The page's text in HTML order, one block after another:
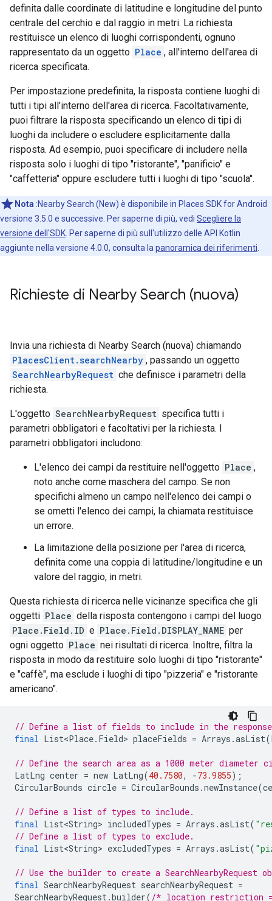
definita dalle coordinate di latitudine e longitudine del punto
centrale del cerchio e dal raggio in metri. La richiesta
restituisce un elenco di luoghi corrispondenti, ognuno
rappresentato da un oggetto Place , all'interno dell'area di
ricerca specificata.
Per impostazione predefinita, la risposta contiene luoghi di
tutti i tipi all'interno dell'area di ricerca. Facoltativamente,
puoi filtrare la risposta specificando un elenco di tipi di
luoghi da includere o escludere esplicitamente dalla
risposta. Ad esempio, puoi specificare di includere nella
risposta solo i luoghi di tipo "ristorante", "panificio" e
"caffetteria" oppure escludere tutti i luoghi di tipo "scuola".
Nota :Nearby Search (New) è disponibile in Places SDK for Android
versione 3.5.0 e successive. Per saperne di più, vedi Scegliere la
versione dell'SDK . Per saperne di più sull'utilizzo delle API Kotlin
aggiunte nella versione 4.0.0, consulta la panoramica dei riferimenti
Richieste di Nearby Search (nuova)
Invia una richiesta di Nearby Search (nuova) chiamando
PlacesClient.searchNearby , passando un oggetto
SearchNearbyRequest che definisce i parametri della
richiesta.
L'oggetto SearchNearbyRequest specifica tutti i
parametri obbligatori e facoltativi per la richiesta. I
parametri obbligatori includono:
L'elenco dei campi da restituire nell'oggetto Place ,
noto anche come maschera del campo. Se non
specifichi almeno un campo nell'elenco dei campi o
se ometti l'elenco dei campi, la chiamata restituisce
un errore.
La limitazione della posizione per l'area di ricerca,
definita come una coppia di latitudine/longitudine e un
valore del raggio, in metri.
Questa richiesta di ricerca nelle vicinanze specifica che gli
oggetti Place della risposta contengono i campi del luogo
Place.Field.ID e Place.Field.DISPLAY_NAME per
ogni oggetto Place nei risultati di ricerca. Inoltre, filtra la
risposta in modo da restituire solo luoghi di tipo "ristorante"
e "caffè", ma esclude i luoghi di tipo "pizzeria" e "ristorante
americano".
// Define a list of fields to include in the response
final List<Place. Field> placeFields = Arrays .asList(
// Define the search area as a 1000 meter diameter
LatLng center = new LatLng(40.7580, -73.9855);
CircularBounds circle = CircularBounds .newInstance(
// Define a list of types to include.
final List<String> includedTypes = Arrays .asList(
// Define a list of types to exclude.
final List<String> excludedTypes = Arrays .asList(
// Use the builder to create a SearchNearbyRequest
final SearchNearbyRequest searchNearbyRequest =
SearchNearbyRequest.builder( /* location restriction